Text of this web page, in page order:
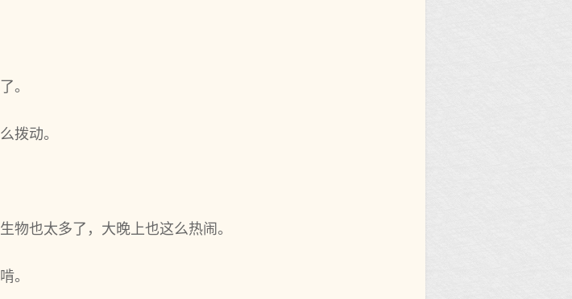
。
拨动。
物也太多了，大‌晚上也这么热闹。
。